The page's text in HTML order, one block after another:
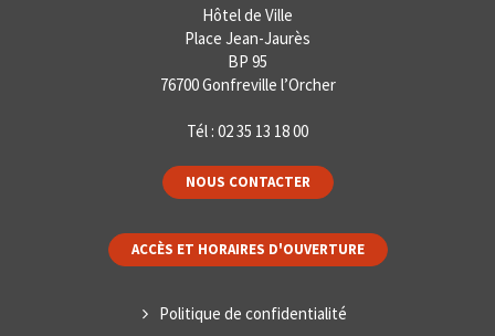
Hôtel de Ville
Place Jean-Jaurès
BP 95
76700 Gonfreville l’Orcher
Tél : 02 35 13 18 00
NOUS CONTACTER
ACCÈS ET HORAIRES D'OUVERTURE
Politique de confidentialité